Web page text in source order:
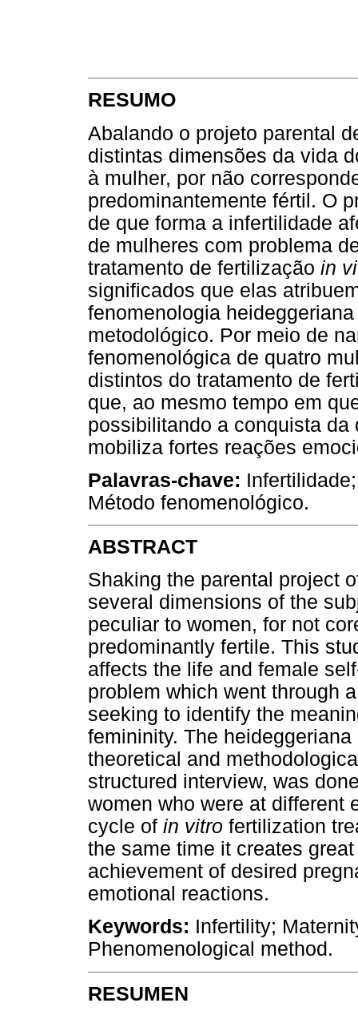
RESUMO
Abalando o projeto parental
distintas dimensões da vida
à mulher, por não
predominantemente fértil. O
de que forma a infertilidade
de mulheres com problema
tratamento de fertilização in
significados que elas
fenomenologia
metodológico. Por meio de
fenomenológica de quatro
distintos do tratamento de
que, ao mesmo tempo em
possibilitando a conquista
mobiliza fortes reações
Palavras-chave:
Método fenomenológico.
ABSTRACT
Shaking the parental project
several dimensions of the
peculiar to women, for not
predominantly fertile. This
affects the life and female
problem which went through
seeking to identify the
femininity. The
theoretical and
structured interview, was
women who were at different
cycle of in vitro fertilization
the same time it creates
achievement of desired
emotional reactions.
Keywords: Infertility;
Phenomenological method.
RESUMEN